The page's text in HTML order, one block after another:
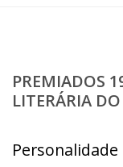
PREMIADOS
LITERÁRIA